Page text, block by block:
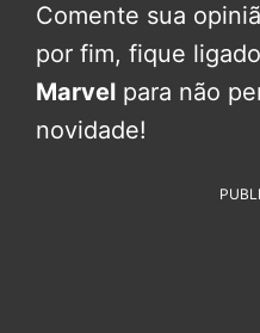
Comente sua
por fim, fique
Marvel para não
novidade!